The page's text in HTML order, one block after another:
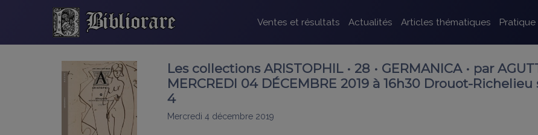
Ventes et résultats Actualités Articles thématiques Pratique
Les collections ARISTOPHIL • 28 • GERMANICA • par
MERCREDI 04 DÉCEMBRE 2019 à 16h30 Drouot-Richelieu
4
Mercredi 4 décembre 2019